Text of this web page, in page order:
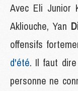
Avec Eli Junior
Akliouche, Yan
offensifs
d'été. Il faut
personne ne